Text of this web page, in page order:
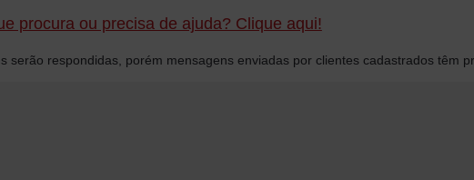
procura ou precisa de ajuda? Clique aqui!
serão respondidas, porém mensagens enviadas por clientes cadastrados têm